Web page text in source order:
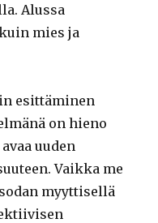
Alussa
mies ja
esittäminen
on hieno
uuden
Vaikka me
myyttisellä